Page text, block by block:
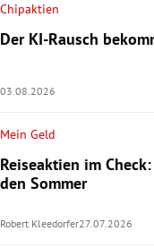
Chipaktien
Der KI-Rausch
03.08.2026
Mein Geld
Reiseaktien im
den Sommer
Robert Kleedorfer27.07.2026